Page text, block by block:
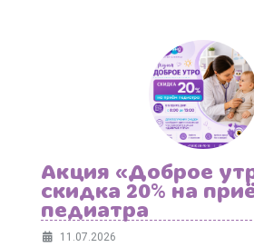
Акция «Доброе
скидка 20% на
педиатра
11.07.2026